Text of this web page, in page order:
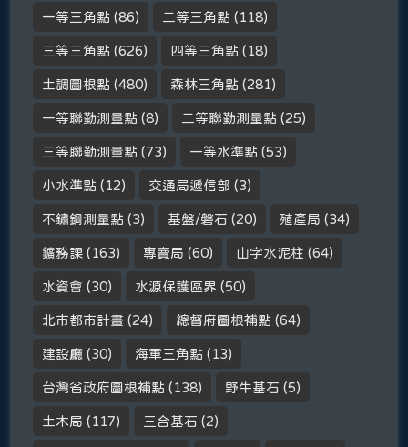
一等三角點 (86) 二等三角點 (118)
三等三角點 (626) 四等三角點 (18)
土調圖根點 (480) 森林三角點 (281)
一等聯勤測量點 (8) 二等聯勤測量點 (25)
三等聯勤測量點 (73) 一等水準點 (53)
小水準點 (12) 交通局遞信部 (3)
不鏽鋼測量點 (3) 基盤/磐石 (20) 殖產局 (34)
鑛務課 (163) 專賣局 (60) 山字水泥柱 (64)
水資會 (30) 水源保護區界 (50)
北市都市計畫 (24) 總督府圖根補點 (64)
建設廳 (30) 海軍三角點 (13)
台灣省政府圖根補點 (138) 野牛基石 (5)
土木局 (117) 三合基石 (2)